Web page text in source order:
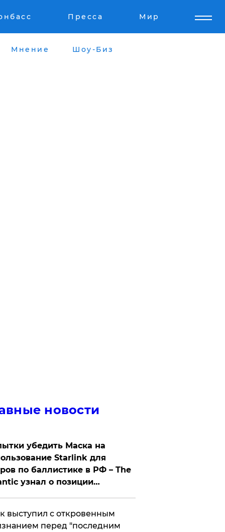
Пресса Мир
Мнение Шоу-Биз
новости
убедить Маска на
Starlink для
по баллистике в РФ – The
узнал о позиции
выступил с откровенным
перед "последним